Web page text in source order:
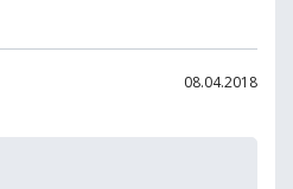
08.04.2018